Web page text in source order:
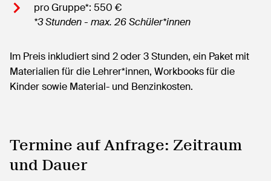
pro Gruppe*: 550 €
*3 Stunden - max. 26 Schüler*innen
Im Preis inkludiert sind 2 oder 3 Stunden, ein Paket mit
Materialien für die Lehrer*innen, Workbooks für die
Kinder sowie Material- und Benzinkosten.
Termine auf Anfrage: Zeitraum
und Dauer